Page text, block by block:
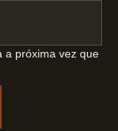
a próxima vez que